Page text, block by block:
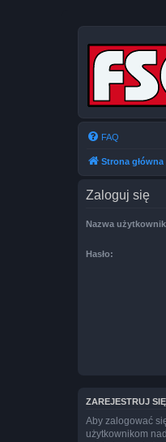
FAQ
Strona główna
Zaloguj się
Nazwa
Hasło:
ZAREJESTRUJ SIĘ
Aby zalogować
użytkownikom